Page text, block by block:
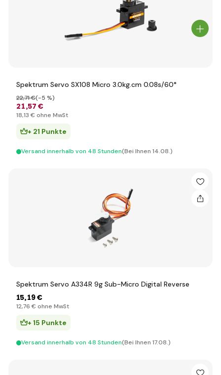
Spektrum Servo SX108 Micro 3.0kg.cm 0.08s/60°
21,57 €
22,71 €(-5 %)
18,13 € ohne MwSt
+ 21 Punkte
Versand innerhalb von 48 Stunden(Bei Ihnen 14.08.)
Spektrum Servo A334R 9g Sub-Micro Digital Reverse
15,19 €
12,76 € ohne MwSt
+ 15 Punkte
Versand innerhalb von 48 Stunden(Bei Ihnen 17.08.)